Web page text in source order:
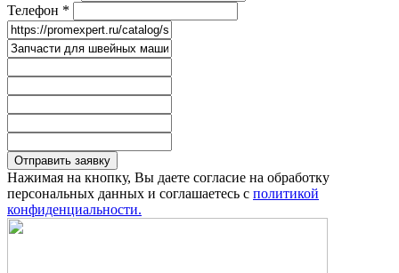
Телефон *
Отправить заявку
Нажимая на кнопку, Вы даете согласие на обработку
персональных данных и соглашаетесь с политикой
конфиденциальности.